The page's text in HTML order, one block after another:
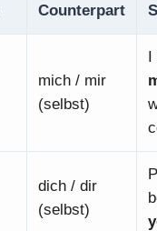
Counterpart
mich / mir
(selbst)
I
dich / dir
(selbst)